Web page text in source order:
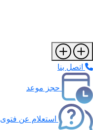
اتصل بنا
حجز موعد
استعلام عن فتوى